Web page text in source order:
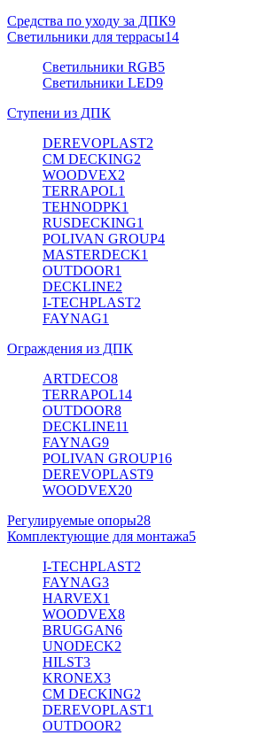
Средства по уходу за ДПК9
Светильники для террасы14
Светильники RGB5
Светильники LED9
Ступени из ДПК
DEREVOPLAST2
CM DECKING2
WOODVEX2
TERRAPOL1
TEHNODPK1
RUSDECKING1
POLIVAN GROUP4
MASTERDECK1
OUTDOOR1
DECKLINE2
I-TECHPLAST2
FAYNAG1
Ограждения из ДПК
ARTDECO8
TERRAPOL14
OUTDOOR8
DECKLINE11
FAYNAG9
POLIVAN GROUP16
DEREVOPLAST9
WOODVEX20
Регулируемые опоры28
Комплектующие для монтажа5
I-TECHPLAST2
FAYNAG3
HARVEX1
WOODVEX8
BRUGGAN6
UNODECK2
HILST3
KRONEX3
CM DECKING2
DEREVOPLAST1
OUTDOOR2